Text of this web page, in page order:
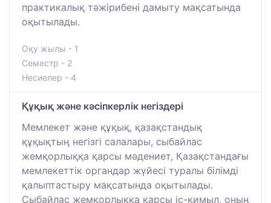
практикалық тәжірибені дамыту мақсатында
оқытылады.
Оқу жылы - 1
Семестр - 2
Несиелер - 4
Құқық және кәсіпкерлік негіздері
Мемлекет және құқық, қазақстандық
құқықтың негізгі салалары, сыбайлас
жемқорлыққа қарсы мәдениет, Қазақстандағы
мемлекеттік органдар жүйесі туралы білімді
қалыптастыру мақсатында оқытылады.
Сыбайлас жемқорлыққа қарсы іс-қимыл, оның